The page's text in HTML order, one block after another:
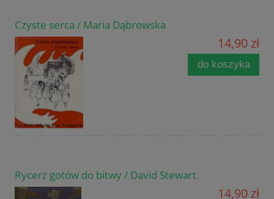
Czyste serca / Maria Dąbrowska
14,90 zł
do koszyka
Rycerz gotów do bitwy / David Stewart
14,90 zł